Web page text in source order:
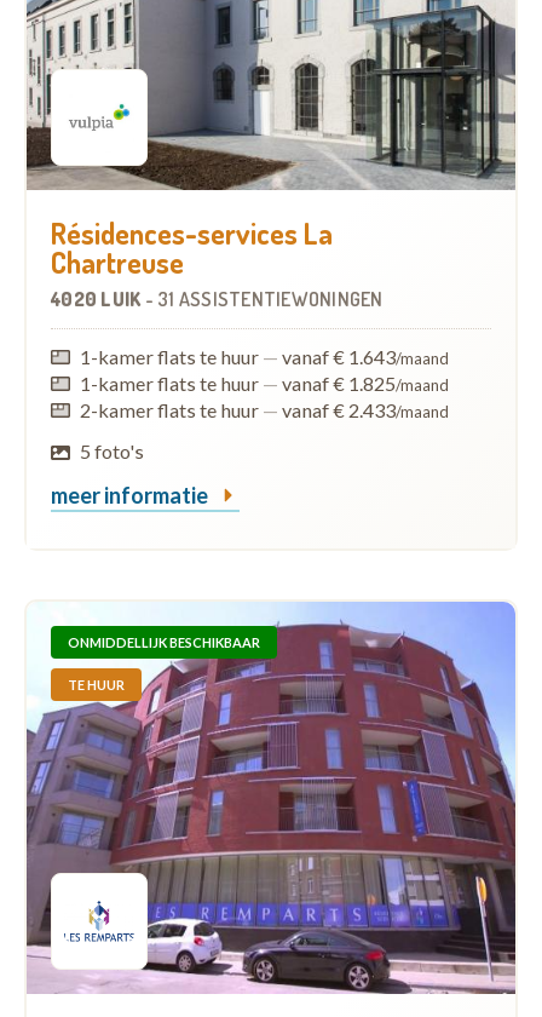
Résidences-services La
Chartreuse
4020 LUIK - 31 ASSISTENTIEWONINGEN
1-kamer flats te huur — vanaf € 1.643/maand
1-kamer flats te huur — vanaf € 1.825/maand
2-kamer flats te huur — vanaf € 2.433/maand
5 foto's
meer informatie
ONMIDDELLIJK BESCHIKBAAR
TE HUUR